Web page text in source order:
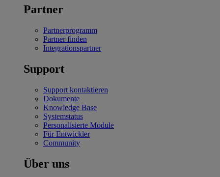
Partner
Partnerprogramm
Partner finden
Integrationspartner
Support
Support kontaktieren
Dokumente
Knowledge Base
Systemstatus
Personalisierte Module
Für Entwickler
Community
Über uns